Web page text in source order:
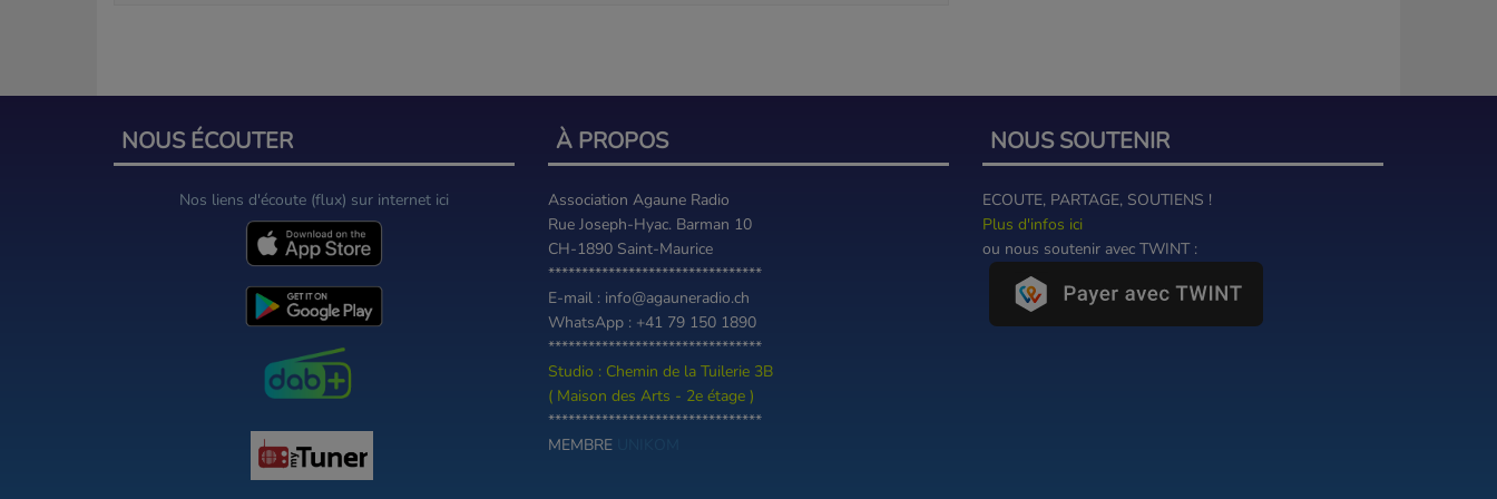
NOUS ÉCOUTER
Nos liens d'écoute (flux) sur internet ici
À PROPOS
Association Agaune Radio
Rue Joseph-Hyac. Barman 10
CH-1890 Saint-Maurice
********************************
E-mail : info@agauneradio.ch
WhatsApp : +41 79 150 1890
********************************
Studio : Chemin de la Tuilerie 3B
( Maison des Arts - 2e étage )
********************************
MEMBRE
NOUS SOUTENIR
ECOUTE, PARTAGE, SOUTIENS !
Plus d'infos ici
ou nous soutenir avec TWINT :